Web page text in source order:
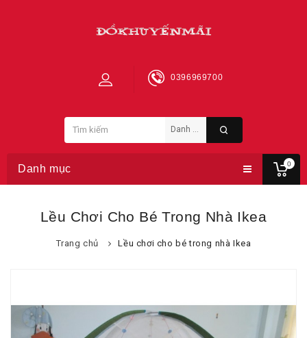
0
0396969700
Danh mục
Lều Chơi Cho Bé Trong Nhà Ikea
Trang chủ Lều chơi cho bé trong nhà Ikea